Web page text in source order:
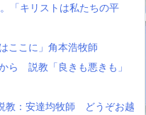
「キリストは私たちの平
ここに」角本浩牧師
ら 説教「良きも悪きも」
教：安達均牧師 どうぞお越